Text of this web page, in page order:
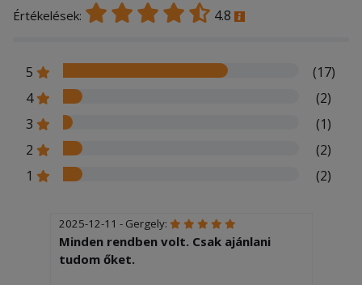
Értékelések: 4.8
5
(17)
4
(2)
3
(1)
2
(2)
1
(2)
2025-12-11 - Gergely:
Minden rendben volt. Csak ajánlani
tudom őket.